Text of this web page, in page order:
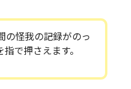
怪我の記録がのっ
で押さえます。